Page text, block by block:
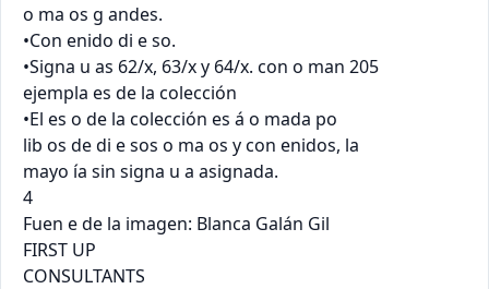
o ma os g andes.
•Con enido di e so.
•Signa u as 62/x, 63/x y 64/x. con o man 205
ejempla es de la colección
•El es o de la colección es á o mada po
lib os de di e sos o ma os y con enidos, la
mayo ía sin signa u a asignada.
4
Fuen e de la imagen: Blanca Galán Gil
FIRST UP
CONSULTANTS